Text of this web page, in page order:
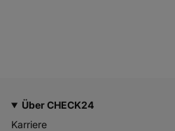
Über CHECK24
Karriere